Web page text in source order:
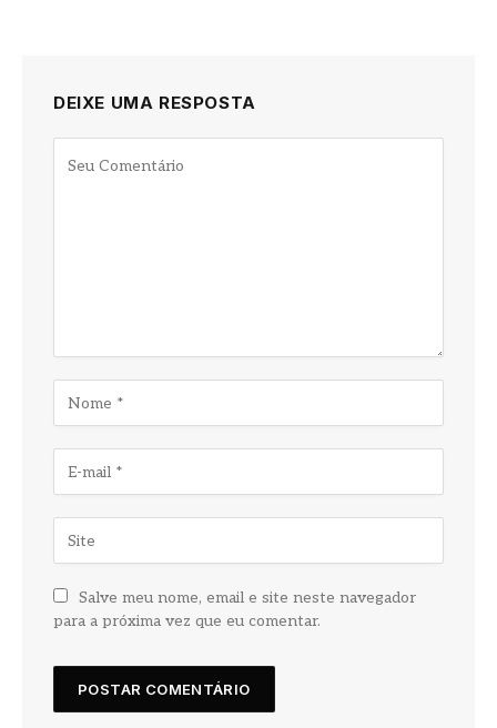
DEIXE UMA RESPOSTA
Salve meu nome, email e site neste navegador
para a próxima vez que eu comentar.